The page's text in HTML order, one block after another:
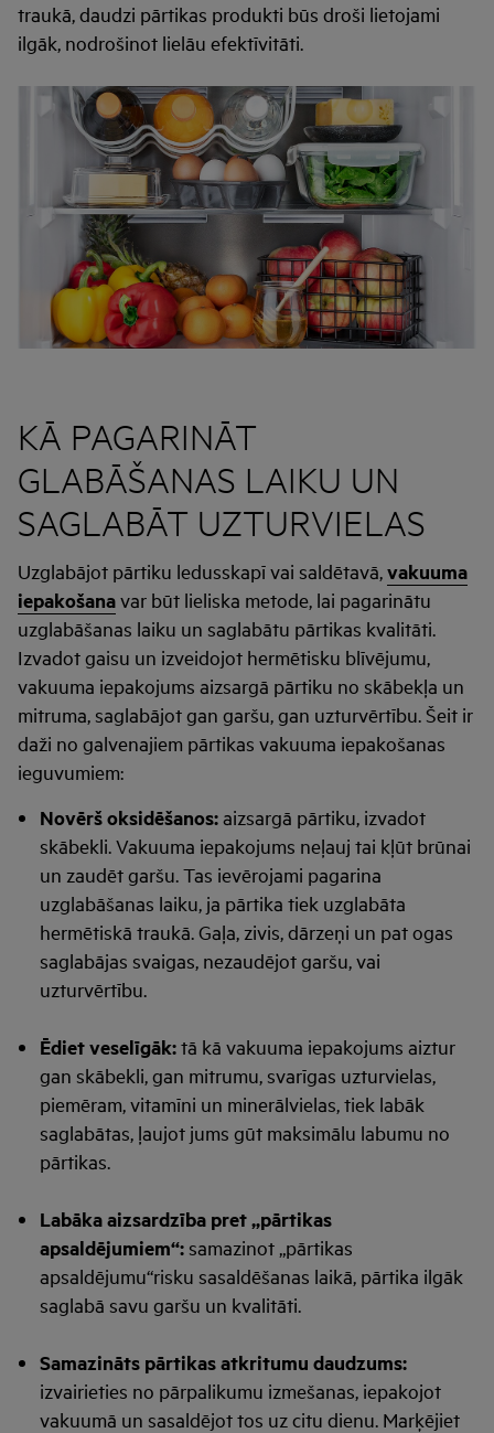
traukā, daudzi pārtikas produkti būs droši lietojami
ilgāk, nodrošinot lielāu efektīvitāti.
KĀ PAGARINĀT
GLABĀŠANAS LAIKU UN
SAGLABĀT UZTURVIELAS
Uzglabājot pārtiku ledusskapī vai saldētavā,vakuuma
iepakošanavar būt lieliska metode, lai pagarinātu
uzglabāšanas laiku un saglabātu pārtikas kvalitāti.
Izvadot gaisu un izveidojot hermētisku blīvējumu,
vakuuma iepakojums aizsargā pārtiku no skābekļa un
mitruma, saglabājot gan garšu, gan uzturvērtību. Šeit ir
daži no galvenajiem pārtikas vakuuma iepakošanas
ieguvumiem:
Novērš oksidēšanos:aizsargā pārtiku, izvadot
skābekli. Vakuuma iepakojums neļauj tai kļūt brūnai
un zaudēt garšu. Tas ievērojami pagarina
uzglabāšanas laiku, ja pārtika tiek uzglabāta
hermētiskā traukā. Gaļa, zivis, dārzeņi un pat ogas
saglabājas svaigas, nezaudējot garšu, vai
uzturvērtību.
Ēdiet veselīgāk:tā kā vakuuma iepakojums aiztur
gan skābekli, gan mitrumu, svarīgas uzturvielas,
piemēram, vitamīni un minerālvielas, tiek labāk
saglabātas, ļaujot jums gūt maksimālu labumu no
pārtikas.
Labāka aizsardzība pret „pārtikas
apsaldējumiem“:samazinot „pārtikas
apsaldējumu“risku sasaldēšanas laikā, pārtika ilgāk
saglabā savu garšu un kvalitāti.
Samazināts pārtikas atkritumu daudzums:
izvairieties no pārpalikumu izmešanas, iepakojot
vakuumā un sasaldējot tos uz citu dienu. Marķējiet